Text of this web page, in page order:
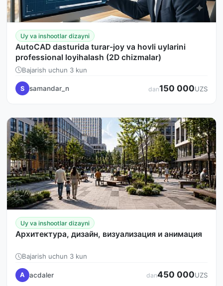
Uy va inshootlar dizayni
AutoCAD dasturida turar-joy va hovli uylarini
professional loyihalash (2D chizmalar)
Bajarish uchun 3 kun
S samandar_n dan150 000UZS
Uy va inshootlar dizayni
Архитектура, дизайн, визуализация и анимация
Bajarish uchun 3 kun
A acdaler dan450 000UZS